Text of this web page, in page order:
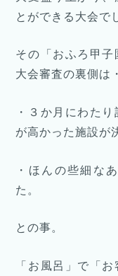
とができる大会で
その「おふろ甲子
大会審査の裏側は
・３か月にわた
が高かった施設が
・ほんの些細な
た。
との事。
「お風呂」で「